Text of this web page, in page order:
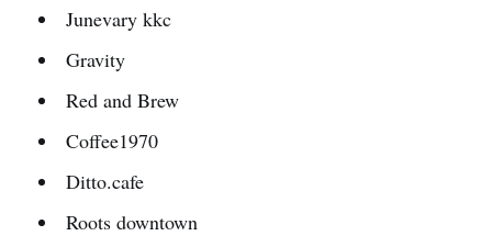
Junevary kkc
Gravity
Red and Brew
Coffee1970
Ditto.cafe
Roots downtown